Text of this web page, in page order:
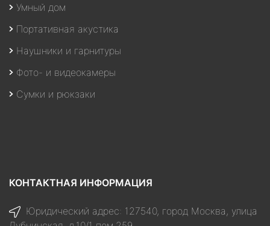
Умный дом
Портативная акустика
Наушники и гарнитуры
Фото- и видеокамеры
Сумки и рюкзаки
КОНТАКТНАЯ ИНФОРМАЦИЯ
Юридический адрес: 127540, город Москва, улица